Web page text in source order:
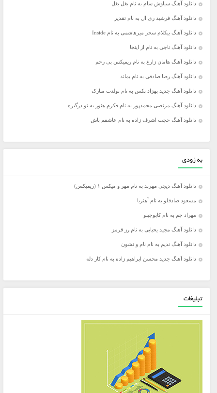
دانلود آهنگ سیاوش سام به نام بغل بغل
دانلود آهنگ فرشید ری ال به نام تقدیر
دانلود آهنگ بیکلام سحر میرهاشمی به نام Inside
دانلود آهنگ ناجی به نام از اینجا
دانلود آهنگ هامان زارع به نام ریمیکس بی رحم
دانلود آهنگ رضا صادقی به نام بماند
دانلود آهنگ جدید بهزاد پکس به نام تولدت مبارک
دانلود آهنگ مرتضی محمدپور به نام فکرم هنوز به تو درگیره
دانلود آهنگ حجت اشرف زاده به نام عاشقم باش
به زودی
دانلود آهنگ دیجی مهربد به نام مهر و میکس ۱ (ریمیکس)
مسعود صادقلو به نام آهنربا
مهراد جم به نام کاپوچینو
دانلود آهنگ مجید یحیایی به نام رز قرمز
دانلود آهنگ ندیم به نام نام و نشون
دانلود آهنگ جدید محسن ابراهیم زاده به نام کار دله
تبلیغات